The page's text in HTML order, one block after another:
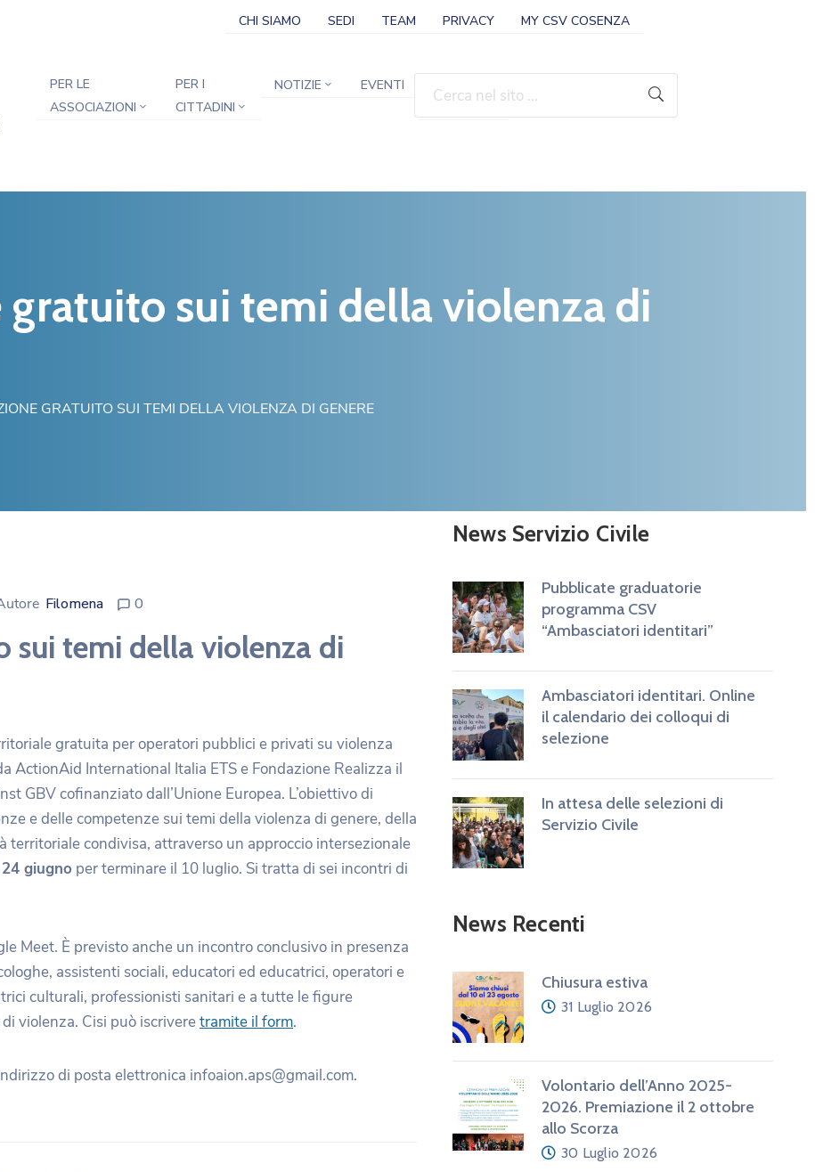
CHI SIAMO SEDI TEAM PRIVACY MY CSV COSENZA
PER LE
ASSOCIAZIONI
PER I
CITTADINI
NOTIZIE EVENTI
sui temi della violenza di
GRATUITO SUI TEMI DELLA VIOLENZA DI GENERE
Filomena 0
sui temi della violenza di
gratuita per operatori pubblici e privati su violenza
ActionAid International Italia ETS e Fondazione Realizza il
GBV cofinanziato dall’Unione Europea. L’obiettivo di
e delle competenze sui temi della violenza di genere, della
territoriale condivisa, attraverso un approccio intersezionale
giugno per terminare il 10 luglio. Si tratta di sei incontri di
Meet. È previsto anche un incontro conclusivo in presenza
assistenti sociali, educatori ed educatrici, operatori e
culturali, professionisti sanitari e a tutte le figure
violenza. Cisi può iscriveretramite il form.
di posta elettronica infoaion.aps@gmail.com.
News Servizio Civile
Pubblicate graduatorie
programma CSV
“Ambasciatori identitari”
Ambasciatori identitari. Online
il calendario dei colloqui di
selezione
In attesa delle selezioni di
Servizio Civile
News Recenti
Chiusura estiva
31 Luglio 2026
Volontario dell’Anno 2025-
2026. Premiazione il 2 ottobre
allo Scorza
30 Luglio 2026